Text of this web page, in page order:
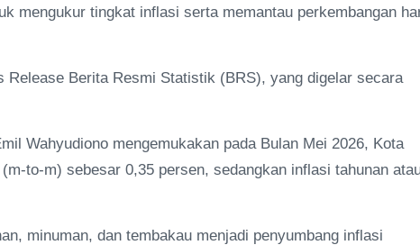
mengukur tingkat inflasi serta memantau perkembangan
Berita Resmi Statistik (BRS), yang digelar secara
Wahyudiono mengemukakan pada Bulan Mei 2026, Kota
to-m) sebesar 0,35 persen, sedangkan inflasi tahunan
minuman, dan tembakau menjadi penyumbang inflasi